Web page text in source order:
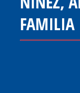
FAMILIA